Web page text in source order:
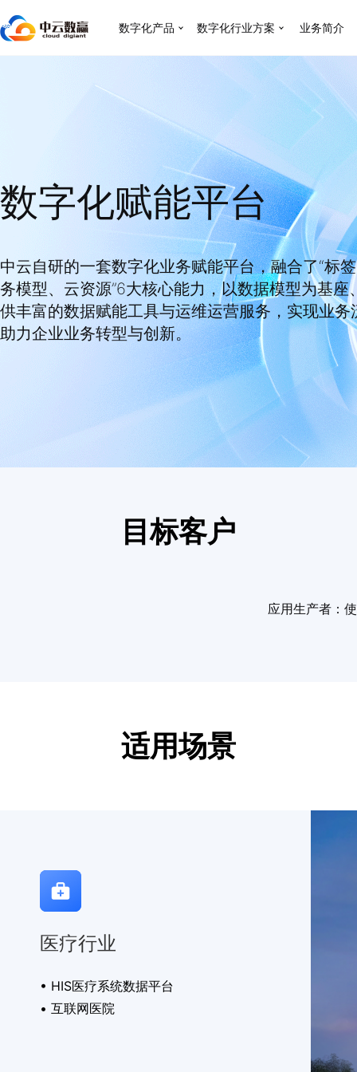
数字化产品 数字化行业方案 业务简介
数字化赋能平台
中云自研的一套数字化业务赋能平台，融合了“标
务模型、云资源”6大核心能力，以数据模型为基
供丰富的数据赋能工具与运维运营服务，实现业
助力企业业务转型与创新。
目标客户
应用生产者：
适用场景
医疗行业
• HIS医疗系统数据平台
• 互联网医院